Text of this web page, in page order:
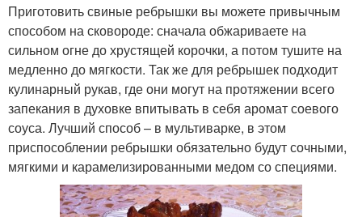
Приготовить свиные ребрышки вы можете привычным
способом на сковороде: сначала обжариваете на
сильном огне до хрустящей корочки, а потом тушите на
медленно до мягкости. Так же для ребрышек подходит
кулинарный рукав, где они могут на протяжении всего
запекания в духовке впитывать в себя аромат соевого
соуса. Лучший способ – в мультиварке, в этом
приспособлении ребрышки обязательно будут сочными,
мягкими и карамелизированными медом со специями.